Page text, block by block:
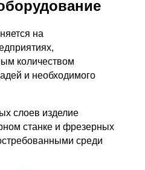
на
количеством
и необходимого
слоев изделие
станке и фрезерных
среди